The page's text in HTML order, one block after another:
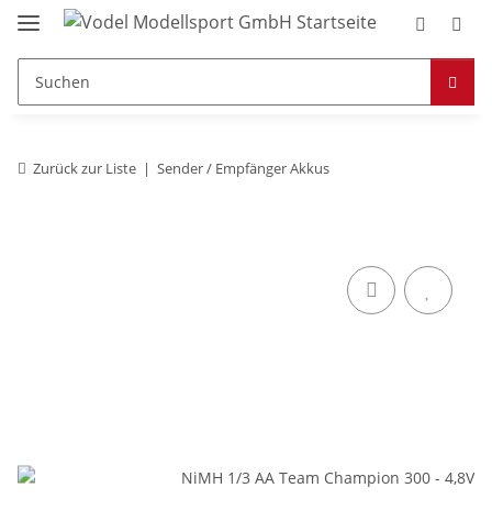
Zurück zur Liste Sender / Empfänger Akkus